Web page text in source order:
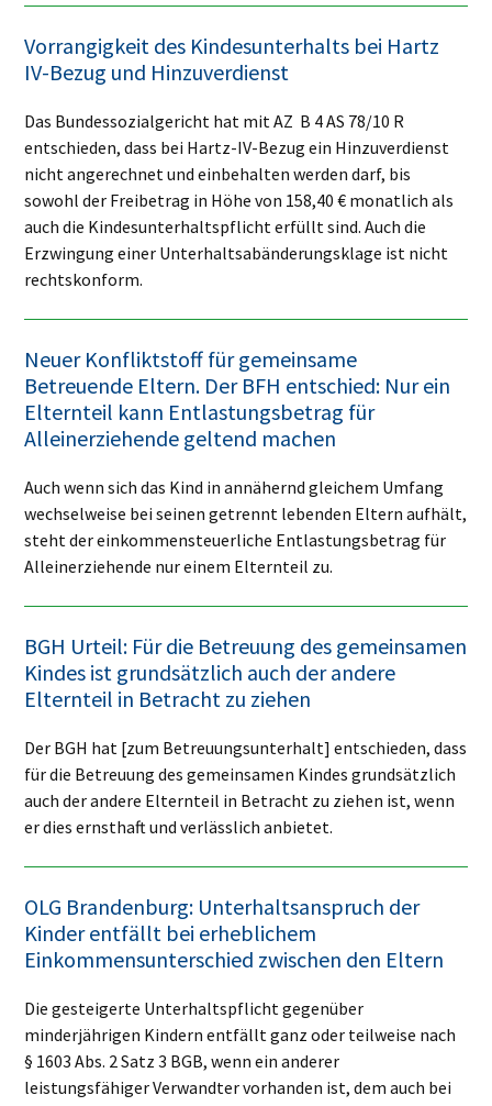
Vorrangigkeit des Kindesunterhalts bei Hartz
IV-Bezug und Hinzuverdienst
Das Bundessozialgericht hat mit AZ B 4 AS 78/10 R
entschieden, dass bei Hartz-IV-Bezug ein Hinzuverdienst
nicht angerechnet und einbehalten werden darf, bis
sowohl der Freibetrag in Höhe von 158,40 € monatlich als
auch die Kindesunterhaltspflicht erfüllt sind. Auch die
Erzwingung einer Unterhaltsabänderungsklage ist nicht
rechtskonform.
Neuer Konfliktstoff für gemeinsame
Betreuende Eltern. Der BFH entschied: Nur ein
Elternteil kann Entlastungsbetrag für
Alleinerziehende geltend machen
Auch wenn sich das Kind in annähernd gleichem Umfang
wechselweise bei seinen getrennt lebenden Eltern aufhält,
steht der einkommensteuerliche Entlastungsbetrag für
Alleinerziehende nur einem Elternteil zu.
BGH Urteil: Für die Betreuung des gemeinsamen
Kindes ist grundsätzlich auch der andere
Elternteil in Betracht zu ziehen
Der BGH hat [zum Betreuungsunterhalt] entschieden, dass
für die Betreuung des gemeinsamen Kindes grundsätzlich
auch der andere Elternteil in Betracht zu ziehen ist, wenn
er dies ernsthaft und verlässlich anbietet.
OLG Brandenburg: Unterhaltsanspruch der
Kinder entfällt bei erheblichem
Einkommensunterschied zwischen den Eltern
Die gesteigerte Unterhaltspflicht gegenüber
minderjährigen Kindern entfällt ganz oder teilweise nach
§ 1603 Abs. 2 Satz 3 BGB, wenn ein anderer
leistungsfähiger Verwandter vorhanden ist, dem auch bei